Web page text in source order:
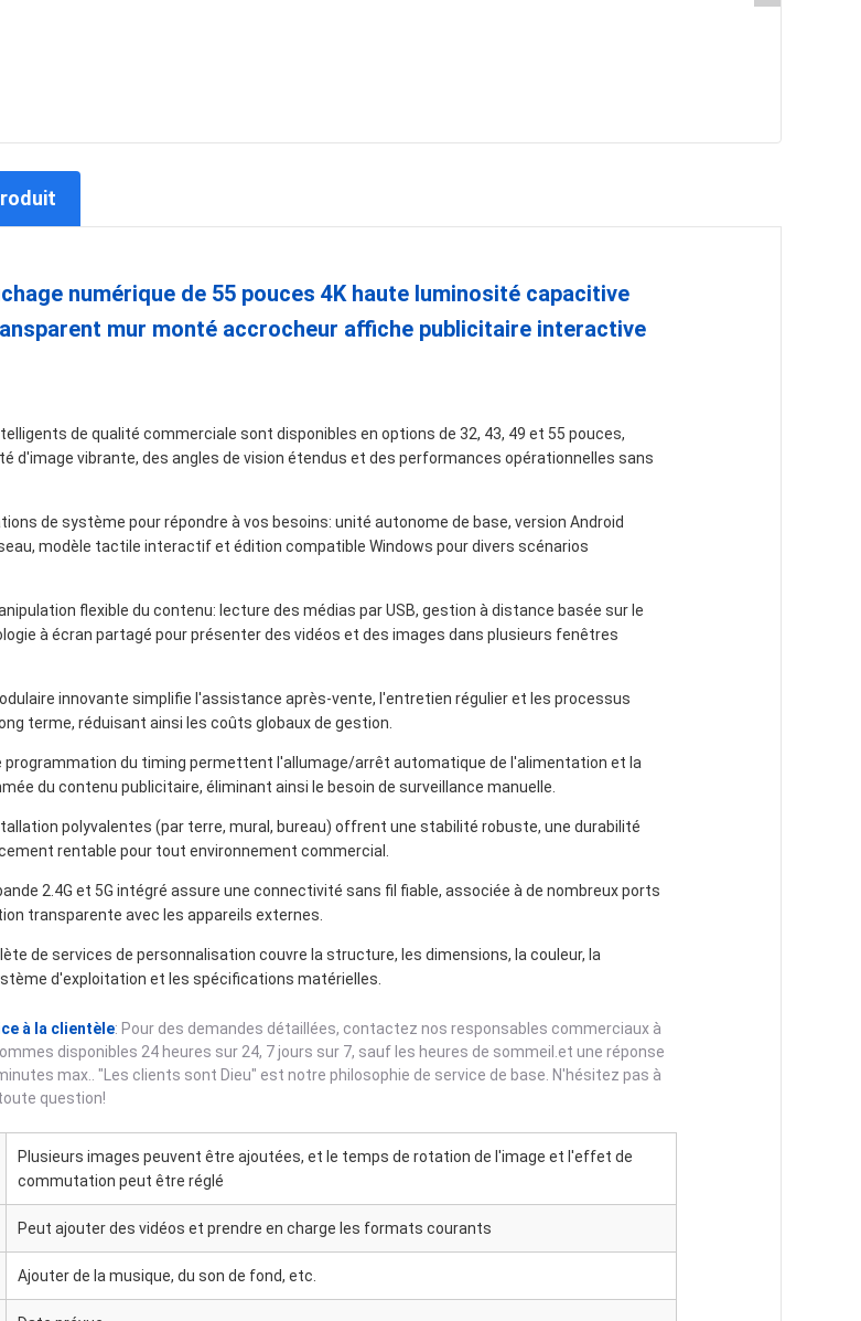
numérique de 55 pouces 4K haute luminosité capacitive
mur monté accrocheur affiche publicitaire interactive
de qualité commerciale sont disponibles en options de 32, 43, 49 et 55 pouces,
d'image vibrante, des angles de vision étendus et des performances opérationnelles sans
de système pour répondre à vos besoins: unité autonome de base, version Android
modèle tactile interactif et édition compatible Windows pour divers scénarios
flexible du contenu: lecture des médias par USB, gestion à distance basée sur le
à écran partagé pour présenter des vidéos et des images dans plusieurs fenêtres
innovante simplifie l'assistance après-vente, l'entretien régulier et les processus
terme, réduisant ainsi les coûts globaux de gestion.
programmation du timing permettent l'allumage/arrêt automatique de l'alimentation et la
du contenu publicitaire, éliminant ainsi le besoin de surveillance manuelle.
polyvalentes (par terre, mural, bureau) offrent une stabilité robuste, une durabilité
rentable pour tout environnement commercial.
2.4G et 5G intégré assure une connectivité sans fil fiable, associée à de nombreux ports
transparente avec les appareils externes.
de services de personnalisation couvre la structure, les dimensions, la couleur, la
d'exploitation et les spécifications matérielles.
à la clientèle: Pour des demandes détaillées, contactez nos responsables commerciaux à
disponibles 24 heures sur 24, 7 jours sur 7, sauf les heures de sommeil.et une réponse
max.. "Les clients sont Dieu" est notre philosophie de service de base. N'hésitez pas à
question!
Plusieurs images peuvent être ajoutées, et le temps de rotation de l'image et l'effet de
commutation peut être réglé
Peut ajouter des vidéos et prendre en charge les formats courants
Ajouter de la musique, du son de fond, etc.